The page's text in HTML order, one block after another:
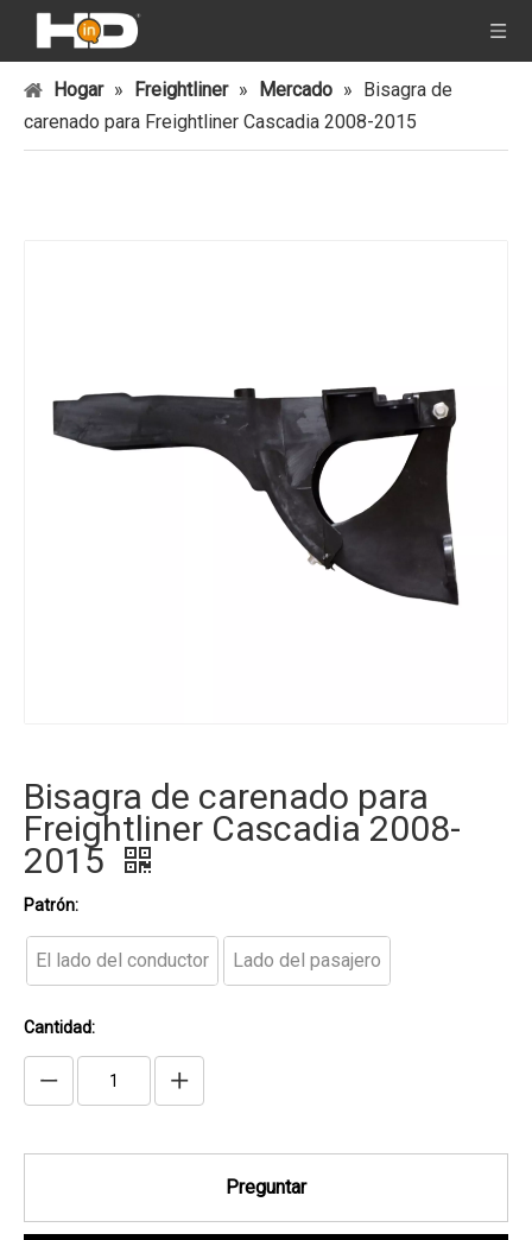
Hogar » Freightliner » Mercado » Bisagra de
carenado para Freightliner Cascadia 2008-2015
Bisagra de carenado para
Freightliner Cascadia 2008-
2015
Patrón:
El lado del conductor Lado del pasajero
Cantidad:
Preguntar